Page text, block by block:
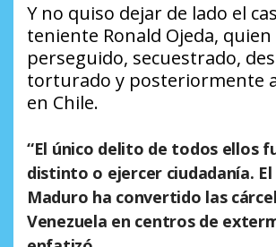
Y no quiso dejar de lado el
teniente Ronald Ojeda,
perseguido, secuestrado,
torturado y posteriormente
en Chile.
“El único delito de todos ellos
distinto o ejercer ciudadanía.
Maduro ha convertido las
Venezuela en centros de